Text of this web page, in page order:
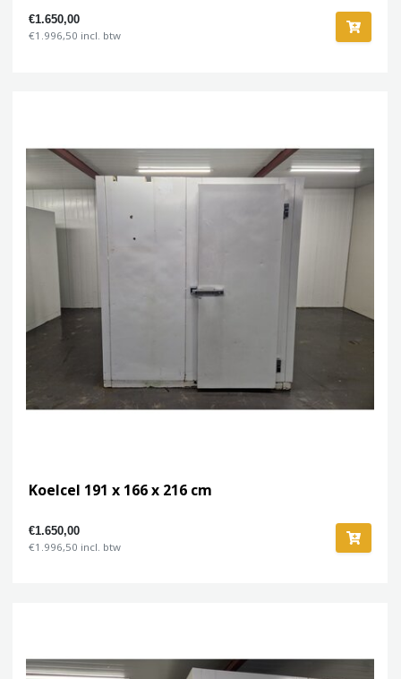
€1.650,00
€1.996,50 incl. btw
Koelcel 191 x 166 x 216 cm
€1.650,00
€1.996,50 incl. btw